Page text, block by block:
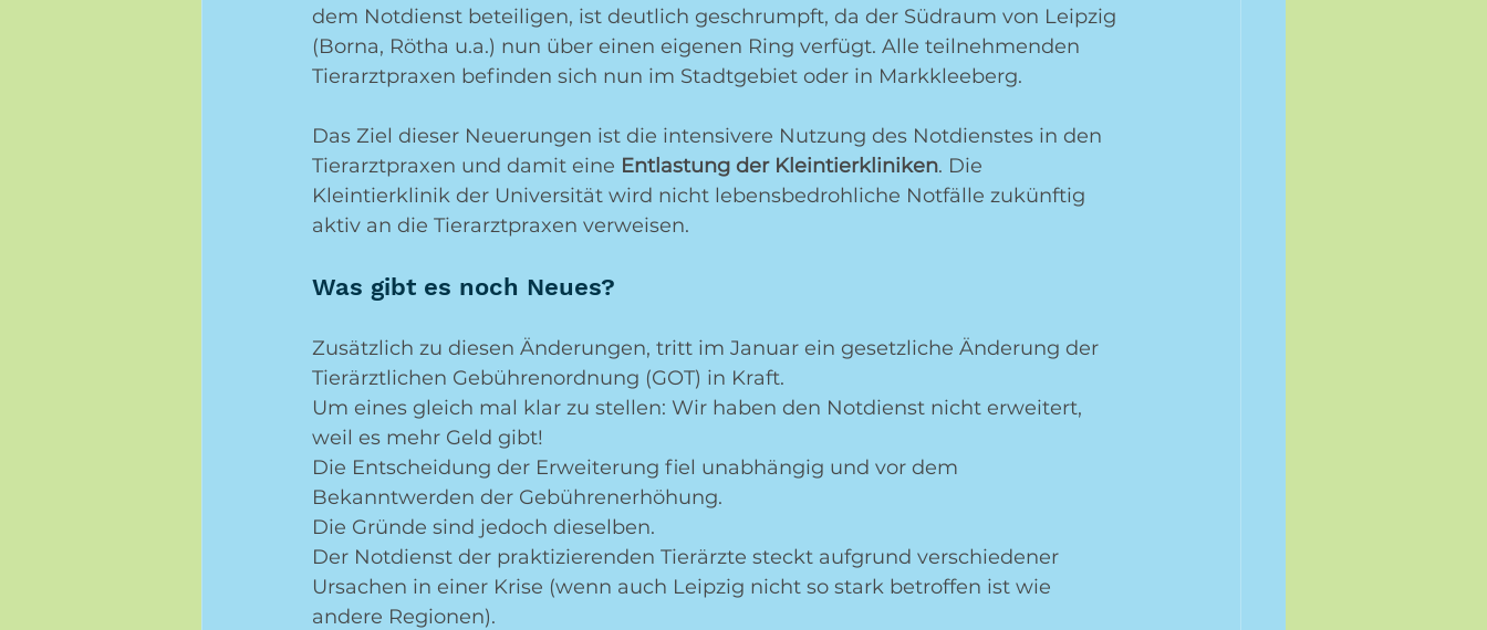
dem Notdienst beteiligen, ist deutlich geschrumpft, da der Südraum von Leipzig
(Borna, Rötha u.a.) nun über einen eigenen Ring verfügt. Alle teilnehmenden
Tierarztpraxen befinden sich nun im Stadtgebiet oder in Markkleeberg.
Das Ziel dieser Neuerungen ist die intensivere Nutzung des Notdienstes in den
Tierarztpraxen und damit eine Entlastung der Kleintierkliniken. Die
Kleintierklinik der Universität wird nicht lebensbedrohliche Notfälle zukünftig
aktiv an die Tierarztpraxen verweisen.
Was gibt es noch Neues?
Zusätzlich zu diesen Änderungen, tritt im Januar ein gesetzliche Änderung der
Tierärztlichen Gebührenordnung (GOT) in Kraft.
Um eines gleich mal klar zu stellen: Wir haben den Notdienst nicht erweitert,
weil es mehr Geld gibt!
Die Entscheidung der Erweiterung fiel unabhängig und vor dem
Bekanntwerden der Gebührenerhöhung.
Die Gründe sind jedoch dieselben.
Der Notdienst der praktizierenden Tierärzte steckt aufgrund verschiedener
Ursachen in einer Krise (wenn auch Leipzig nicht so stark betroffen ist wie
andere Regionen).